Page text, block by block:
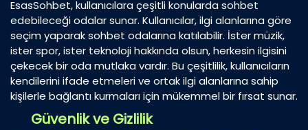
EsasSohbet, kullanıcılara çeşitli konularda sohbet
edebileceği odalar sunar. Kullanıcılar, ilgi alanlarına göre
seçim yaparak sohbet odalarına katılabilir. İster müzik,
ister spor, ister teknoloji hakkında olsun, herkesin ilgisini
çekecek bir oda mutlaka vardır. Bu çeşitlilik, kullanıcıların
kendilerini ifade etmeleri ve ortak ilgi alanlarına sahip
kişilerle bağlantı kurmaları için mükemmel bir fırsat sunar.
Güvenlik ve Gizlilik